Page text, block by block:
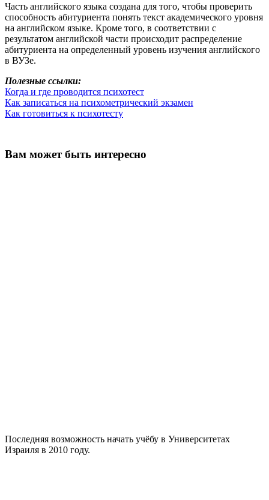
Часть английского языка создана для того, чтобы проверить
способность абитуриента понять текст академического уровня
на английском языке. Кроме того, в соответствии с
результатом английской части происходит распределение
абитуриента на определенный уровень изучения английского
в ВУЗе.
Полезные ссылки:
Когда и где проводится психотест
Как записаться на психометрический экзамен
Как готовиться к психотесту
Вам может быть интересно
Последняя возможность начать учёбу в Университетах
Израиля в 2010 году.